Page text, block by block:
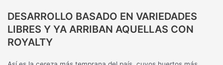
DESARROLLO BASADO EN VARIEDADES
LIBRES Y YA ARRIBAN AQUELLAS CON
ROYALTY